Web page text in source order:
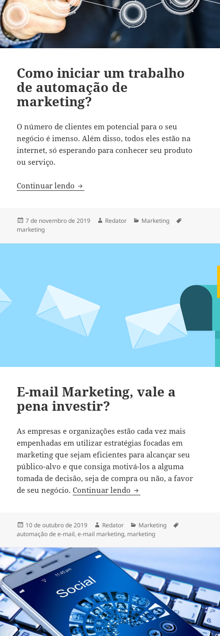
Como iniciar um trabalho
de automação de
marketing?
O número de clientes em potencial para o seu
negócio é imenso. Além disso, todos eles estão na
internet, só esperando para conhecer seu produto
ou serviço.
Continuar lendo Como iniciar um trabalho de
Publicado
em
7 de novembro de 2019 Autor
Redator Categorias
Marketing
marketing
E-mail Marketing, vale a
pena investir?
As empresas e organizações estão cada vez mais
empenhadas em utilizar estratégias focadas em
marketing que sejam eficientes para alcançar seu
público-alvo e que consiga motivá-los a alguma
tomada de decisão, seja de compra ou não, a favor
de seu negócio.Continuar lendo E-mail Marketing, vale
Publicado
em
10 de outubro de 2019 Autor
Redator Categorias
Marketing
automação de e-mail,e-mail marketing, marketing